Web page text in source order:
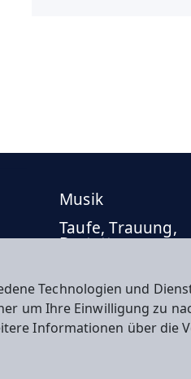
Technologien und
um Ihre Einwilligung zu
Informationen über die
Musik
Taufe, Trauung,
Bestattung